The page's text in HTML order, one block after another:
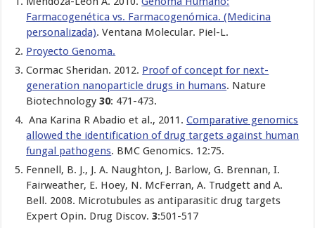
Farmacogenética vs. Farmacogenómica. (Medicina
personalizada). Ventana Molecular. Piel-L.
Proyecto Genoma.
Cormac Sheridan. 2012. Proof of concept for next-
generation nanoparticle drugs in humans. Nature
Biotechnology30: 471-473.
Ana Karina R Abadio et al., 2011.Comparative genomics
allowed the identification of drug targets against human
fungal pathogens. BMC Genomics. 12:75.
Fennell, B. J., J. A. Naughton, J. Barlow, G. Brennan, I.
Fairweather, E. Hoey, N. McFerran, A. Trudgett and A.
Bell. 2008. Microtubules as antiparasitic drug targets
Expert Opin. Drug Discov.3:501-517